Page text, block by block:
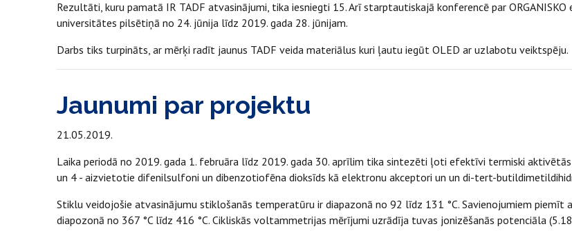
Rezultāti, kuru pamatā IR TADF atvasinājumi, tika iesniegti 15. Arī starptautiskajā konferencē par
universitātes pilsētiņā no 24. jūnija līdz 2019. gada 28. jūnijam.
Darbs tiks turpināts, ar mērķi radīt jaunus TADF veida materiālus kuri ļautu iegūt OLED ar uzlabotu veiktspēju.
Jaunumi par projektu
21.05.2019.
Laika periodā no 2019. gada 1. februāra līdz 2019. gada 30. aprīlim tika sintezēti ļoti efektīvi termiski
un 4 - aizvietotie difenilsulfoni un dibenzotiofēna dioksīds kā elektronu akceptori un un di-tert-
Stiklu veidojošie atvasinājumu stiklošanās temperatūru ir diapazonā no 92 līdz 131 °C. Savienojumiem
diapozonā no 367 °C līdz 416 °C. Cikliskās voltammetrijas mērījumi uzrādīja tuvas jonizēšanās potenciāla